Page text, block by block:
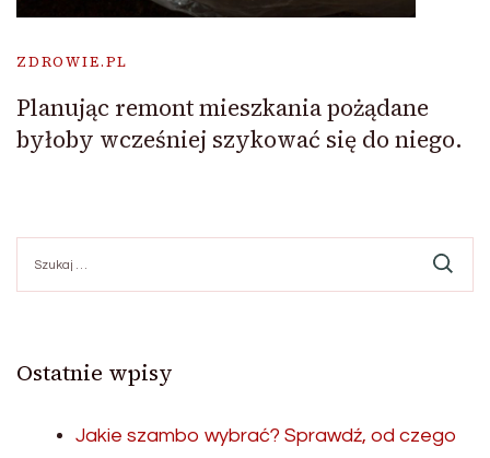
ZDROWIE.PL
Planując remont mieszkania pożądane
byłoby wcześniej szykować się do niego.
Ostatnie wpisy
Jakie szambo wybrać? Sprawdź, od czego